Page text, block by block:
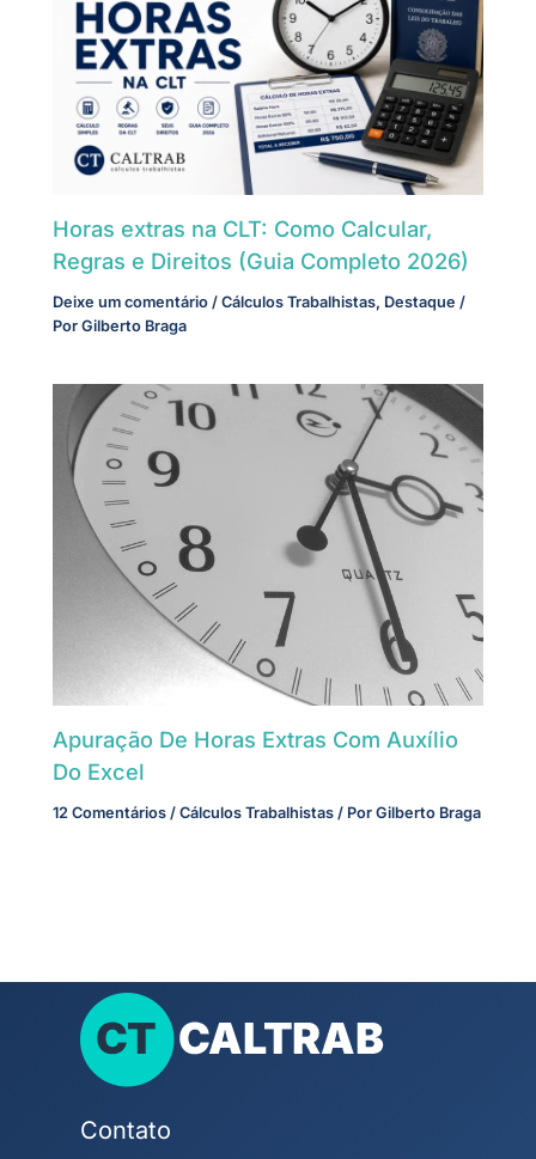
Horas extras na CLT: Como Calcular,
Regras e Direitos (Guia Completo 2026)
Deixe um comentário /Cálculos Trabalhistas, Destaque /
PorGilberto Braga
Apuração De Horas Extras Com Auxílio
Do Excel
12 Comentários /Cálculos Trabalhistas / PorGilberto Braga
Contato